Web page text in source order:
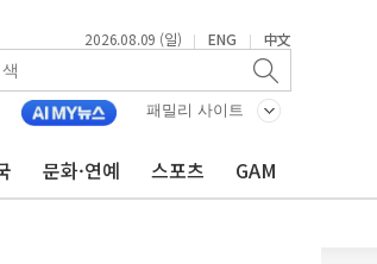
2026.08.09 (일) | ENG | 中文
패밀리 사이트
문화·연예 스포츠 GAM